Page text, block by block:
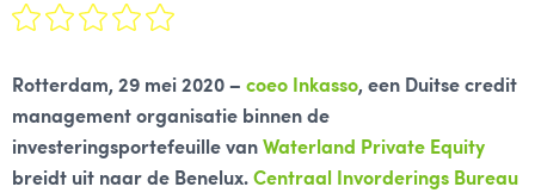
Rotterdam, 29 mei 2020 – coeo Inkasso, een Duitse credit
management organisatie binnen de
investeringsportefeuille van Waterland Private Equity
breidt uit naar de Benelux. Centraal Invorderings Bureau